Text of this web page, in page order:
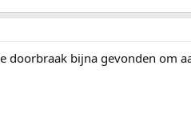
doorbraak bijna gevonden om